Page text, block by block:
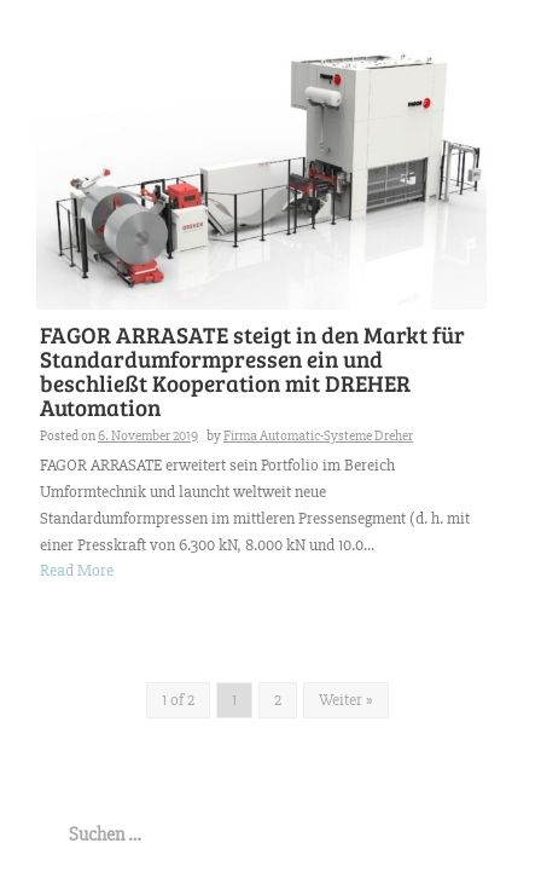
FAGOR ARRASATE steigt in den Markt für
Standardumformpressen ein und
beschließt Kooperation mit DREHER
Automation
Posted on6. November 2019 byFirma Automatic-Systeme Dreher
FAGOR ARRASATE erweitert sein Portfolio im Bereich
Umformtechnik und launcht weltweit neue
Standardumformpressen im mittleren Pressensegment (d. h. mit
einer Presskraft von 6.300 kN, 8.000 kN und 10.0...
Read More
1 of 2 1 2 Weiter »
nach: